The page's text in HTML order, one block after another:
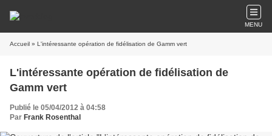
MENU
Accueil » L'intéressante opération de fidélisation de Gamm vert
L'intéressante opération de fidélisation de
Gamm vert
Publié le 05/04/2012 à 04:58
Par Frank Rosenthal